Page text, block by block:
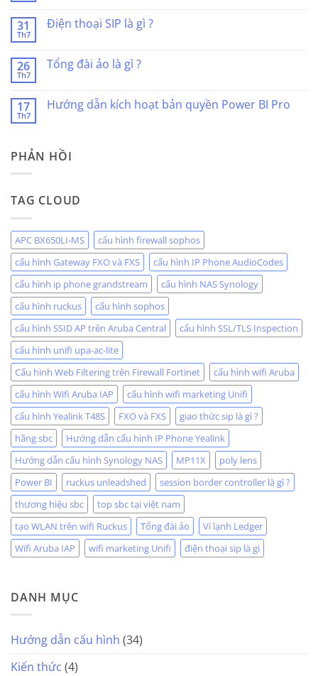
Controller
là
bình
luận
SIP
là
31
Th7
Điện thoại SIP là gì ?
bình
luận
SIP
là
26
Th7
Tổng đài ảo là gì ?
luận
là
gì
17
Th7
Hướng dẫn kích hoạt bản quyền Power BI Pro
luận
ở
bản
BI
Pro
PHẢN HỒI
TAG CLOUD
APC BX650LI-MS
cấu hình firewall sophos
cấu hình Gateway FXO và FXS
cấu hình IP Phone AudioCodes
cấu hình ip phone grandstream
cấu hình NAS Synology
cấu hình ruckus
cấu hình sophos
cấu hình SSID AP trên Aruba Central
cấu hình SSL/TLS Inspection
cấu hình unifi upa-ac-lite
Cấu hình Web Filtering trên Firewall Fortinet
cấu hình wifi Aruba
cấu hình Wifi Aruba IAP
cấu hình wifi marketing Unifi
cấu hình Yealink T48S
FXO và FXS
giao thức sip là gì ?
hãng sbc
Hướng dẫn cấu hình IP Phone Yealink
Hướng dẫn cấu hình Synology NAS
MP11X
poly lens
Power BI
ruckus unleadshed
session border controller là gì ?
thương hiệu sbc
top sbc tại việt nam
tạo WLAN trên wifi Ruckus
Tổng đài ảo
Ví lạnh Ledger
Wifi Aruba IAP
wifi marketing Unifi điện thoại sip là gì
DANH MỤC
Hướng dẫn cấu hình (34)
Kiến thức (4)